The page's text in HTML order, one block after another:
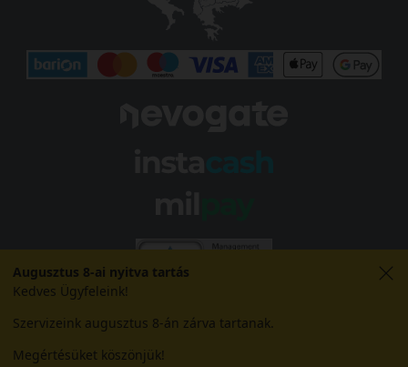
Augusztus 8-ai nyitva tartás
Kedves Ügyfeleink!
Szervizeink augusztus 8-án zárva tartanak.
Megértésüket köszönjük!